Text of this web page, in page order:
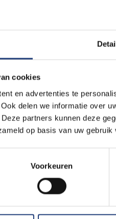
cookies
en advertenties te
delen we informatie over
partners kunnen deze
op basis van uw gebruik
Voorkeuren
op uiteenlopende
stellen ze vaak een
debat aanwakkeren.
hun hoofdzetel en er is een
binnen
tot de werf
(zowel architecten als